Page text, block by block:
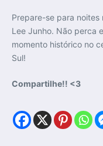
Prepare-se para noites
Lee Junho. Não perca
momento histórico no
Sul!
Compartilhe!! <3